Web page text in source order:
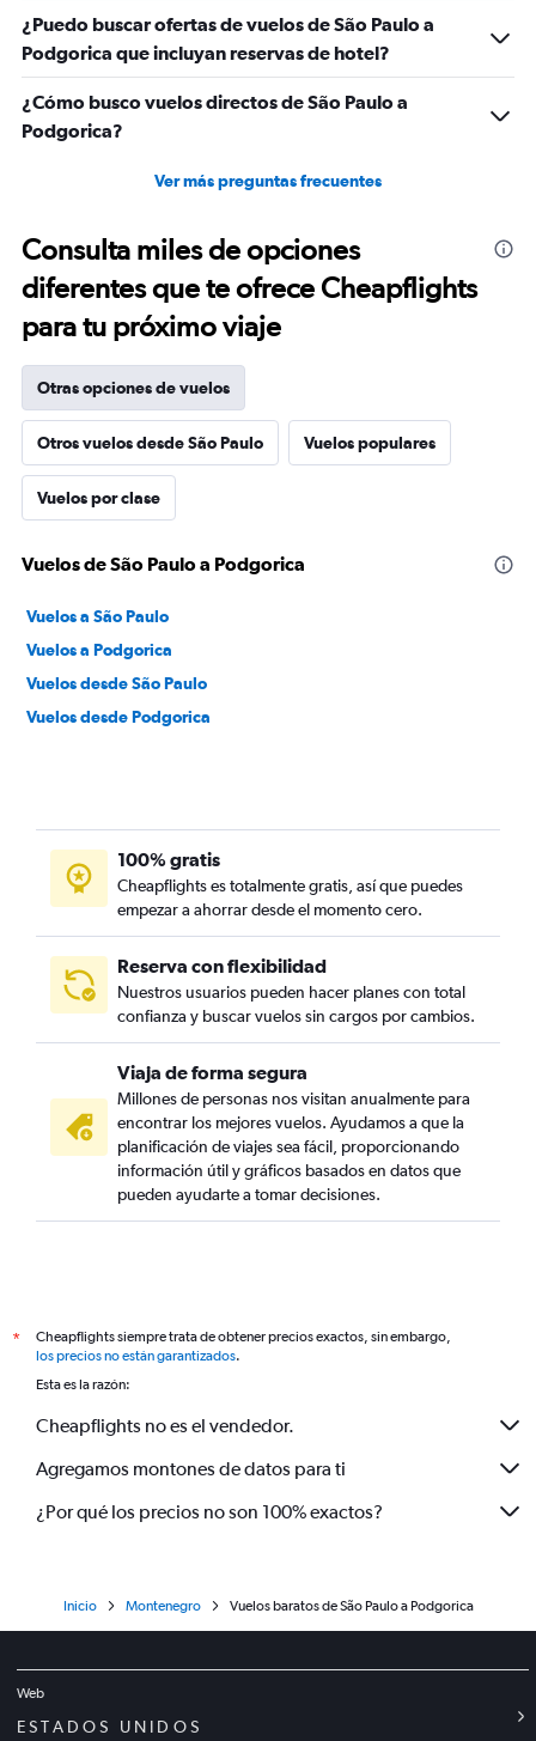
¿Puedo buscar ofertas de vuelos de São Paulo a
Podgorica que incluyan reservas de hotel?
¿Cómo busco vuelos directos de São Paulo a
Podgorica?
Ver más preguntas frecuentes
Consulta miles de opciones
diferentes que te ofrece Cheapflights
para tu próximo viaje
Otras opciones de vuelos
Otros vuelos desde São Paulo Vuelos populares
Vuelos por clase
Vuelos de São Paulo a Podgorica
Vuelos a São Paulo
Vuelos a Podgorica
Vuelos desde São Paulo
Vuelos desde Podgorica
100% gratis
Cheapflights es totalmente gratis, así que puedes
empezar a ahorrar desde el momento cero.
Reserva con flexibilidad
Nuestros usuarios pueden hacer planes con total
confianza y buscar vuelos sin cargos por cambios.
Viaja de forma segura
Millones de personas nos visitan anualmente para
encontrar los mejores vuelos. Ayudamos a que la
planificación de viajes sea fácil, proporcionando
información útil y gráficos basados en datos que
pueden ayudarte a tomar decisiones.
*
Cheapflights siempre trata de obtener precios exactos, sin embargo,
los precios no están garantizados.
Esta es la razón:
Cheapflights no es el vendedor.
Agregamos montones de datos para ti
¿Por qué los precios no son 100% exactos?
Inicio Montenegro Vuelos baratos de São Paulo a Podgorica
Web
ESTADOS UNIDOS